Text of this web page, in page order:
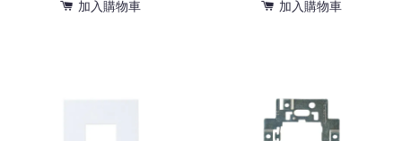
加入購物車 加入購物車